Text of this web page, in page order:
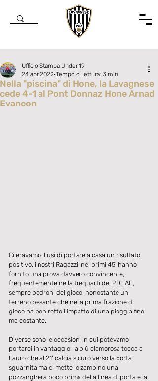
Nella "piscina" di Hone, la Lavagnese
cede 4-1 al Pont Donnaz Hone Arnad
Evancon
Ufficio Stampa Under 19
24 apr 2022 Tempo di lettura: 3 min
Ci eravamo illusi di portare a casa un risultato
positivo, i nostri Ragazzi, nei primi 45' hanno
fornito una prova davvero convincente,
frequentemente nella trequarti del PDHAE,
sempre padroni del gioco, nonostante un
terreno pesante che nella prima frazione di
gioco ha ben retto l'impatto di una pioggia fine
ma costante.
Diverse sono le occasioni in cui potevamo
portarci in vantaggio, la più clamorosa tocca a
Lauro che al 21' calcia sicuro verso la porta
sguarnita ma ci mette lo zampino una
pozzanghera poco prima della linea di porta e la